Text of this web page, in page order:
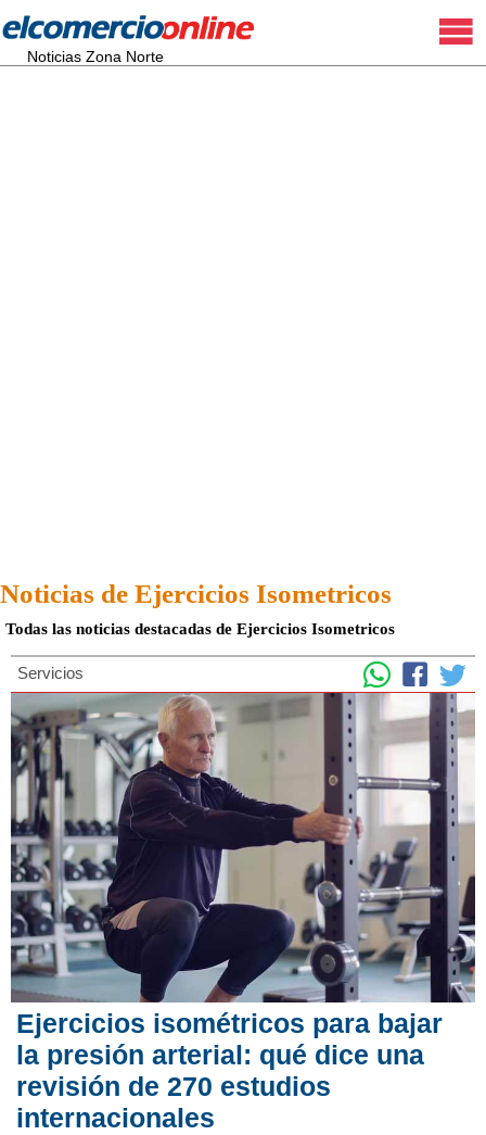
Noticias Zona Norte
Noticias de Ejercicios Isometricos
Todas las noticias destacadas de Ejercicios Isometricos
Servicios
Ejercicios isométricos para bajar
la presión arterial: qué dice una
revisión de 270 estudios
internacionales